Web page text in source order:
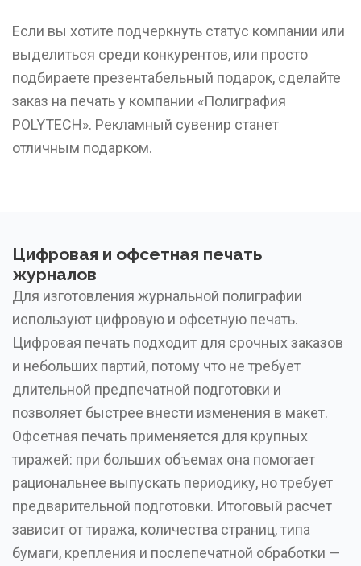
Если вы хотите подчеркнуть статус компании или
выделиться среди конкурентов, или просто
подбираете презентабельный подарок, сделайте
заказ на печать у компании «Полиграфия
POLYTECH». Рекламный сувенир станет
отличным подарком.
Цифровая и офсетная печать
журналов
Для изготовления журнальной полиграфии
используют цифровую и офсетную печать.
Цифровая печать подходит для срочных заказов
и небольших партий, потому что не требует
длительной предпечатной подготовки и
позволяет быстрее внести изменения в макет.
Офсетная печать применяется для крупных
тиражей: при больших объемах она помогает
рациональнее выпускать периодику, но требует
предварительной подготовки. Итоговый расчет
зависит от тиража, количества страниц, типа
бумаги, крепления и послепечатной обработки —